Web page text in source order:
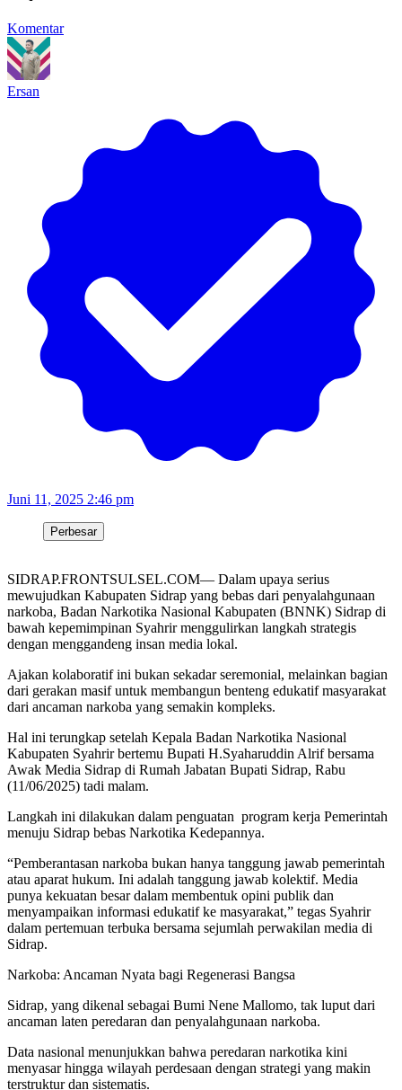
Komentar
Ersan
Juni 11, 2025 2:46 pm
Perbesar
SIDRAP.FRONTSULSEL.COM— Dalam upaya serius
mewujudkan Kabupaten Sidrap yang bebas dari penyalahgunaan
narkoba, Badan Narkotika Nasional Kabupaten (BNNK) Sidrap di
bawah kepemimpinan Syahrir menggulirkan langkah strategis
dengan menggandeng insan media lokal.
Ajakan kolaboratif ini bukan sekadar seremonial, melainkan bagian
dari gerakan masif untuk membangun benteng edukatif masyarakat
dari ancaman narkoba yang semakin kompleks.
Hal ini terungkap setelah Kepala Badan Narkotika Nasional
Kabupaten Syahrir bertemu Bupati H.Syaharuddin Alrif bersama
Awak Media Sidrap di Rumah Jabatan Bupati Sidrap, Rabu
(11/06/2025) tadi malam.
Langkah ini dilakukan dalam penguatan program kerja Pemerintah
menuju Sidrap bebas Narkotika Kedepannya.
“Pemberantasan narkoba bukan hanya tanggung jawab pemerintah
atau aparat hukum. Ini adalah tanggung jawab kolektif. Media
punya kekuatan besar dalam membentuk opini publik dan
menyampaikan informasi edukatif ke masyarakat,” tegas Syahrir
dalam pertemuan terbuka bersama sejumlah perwakilan media di
Sidrap.
Narkoba: Ancaman Nyata bagi Regenerasi Bangsa
Sidrap, yang dikenal sebagai Bumi Nene Mallomo, tak luput dari
ancaman laten peredaran dan penyalahgunaan narkoba.
Data nasional menunjukkan bahwa peredaran narkotika kini
menyasar hingga wilayah perdesaan dengan strategi yang makin
terstruktur dan sistematis.